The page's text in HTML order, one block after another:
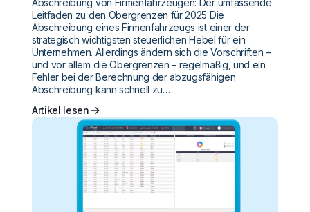
für 2025
Abschreibung von Firmenfahrzeugen: Der umfassende
Leitfaden zu den Obergrenzen für 2025 Die
Abschreibung eines Firmenfahrzeugs ist einer der
strategisch wichtigsten steuerlichen Hebel für ein
Unternehmen. Allerdings ändern sich die Vorschriften –
und vor allem die Obergrenzen – regelmäßig, und ein
Fehler bei der Berechnung der abzugsfähigen
Abschreibung kann schnell zu…
Artikel lesen